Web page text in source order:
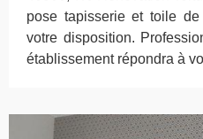
pose tapisserie et toile
votre disposition.
établissement répondra à